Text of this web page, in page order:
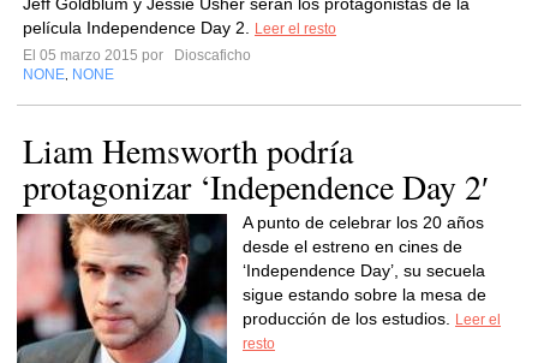
película Independence Day 2.
Leer el resto
El 05 marzo 2015 por
Dioscaficho
NONE NONE
Liam Hemsworth podría
protagonizar ‘Independence Day 2′
A punto de celebrar los 20 años
desde el estreno en cines de
‘Independence Day’, su secuela
sigue estando sobre la mesa de
producción de los estudios.
Leer el
resto